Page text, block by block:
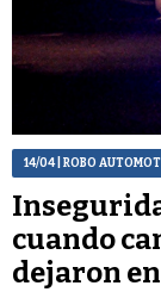
14/04| ROBO
cuando
dejaron